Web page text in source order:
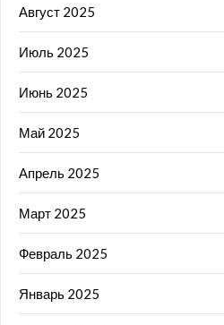
Август 2025
Июль 2025
Июнь 2025
Май 2025
Апрель 2025
Март 2025
Февраль 2025
Январь 2025